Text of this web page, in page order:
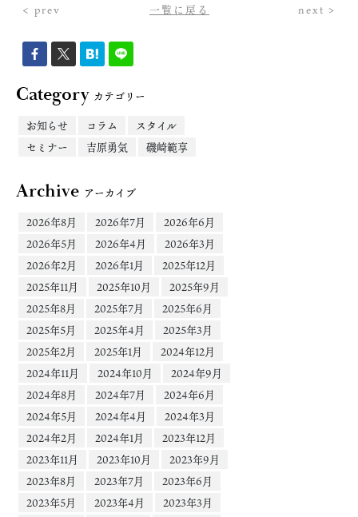
< prev 一覧に戻る next >
Categoryカテゴリー
お知らせ
コラム
スタイル
セミナー
吉原勇気 磯崎範享
Archive アーカイブ
2026年8月
2026年7月
2026年6月
2026年5月
2026年4月
2026年3月
2026年2月
2026年1月
2025年12月
2025年11月
2025年10月
2025年9月
2025年8月
2025年7月
2025年6月
2025年5月
2025年4月
2025年3月
2025年2月
2025年1月
2024年12月
2024年11月
2024年10月
2024年9月
2024年8月
2024年7月
2024年6月
2024年5月
2024年4月
2024年3月
2024年2月
2024年1月
2023年12月
2023年11月
2023年10月
2023年9月
2023年8月
2023年7月
2023年6月
2023年5月
2023年4月
2023年3月